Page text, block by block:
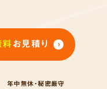
料お見積り
年中無休・秘密厳守